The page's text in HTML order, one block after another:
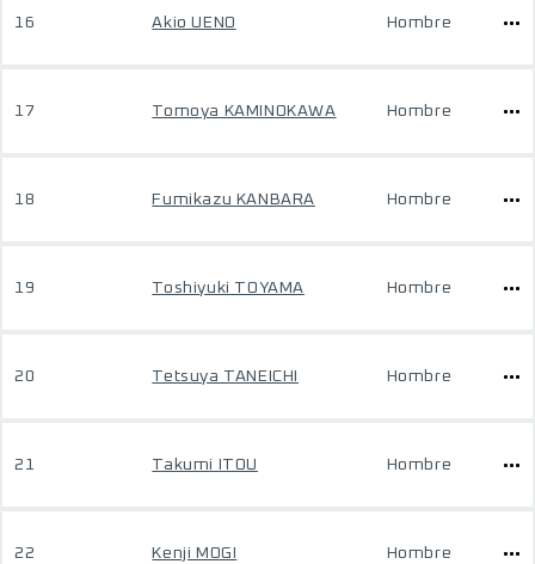
16 Akio UENO Hombre
17 Tomoya KAMINOKAWA Hombre
18 Fumikazu KANBARA Hombre
19 Toshiyuki TOYAMA Hombre
20 Tetsuya TANEICHI Hombre
21 Takumi ITOU Hombre
22 Kenji MOGI Hombre